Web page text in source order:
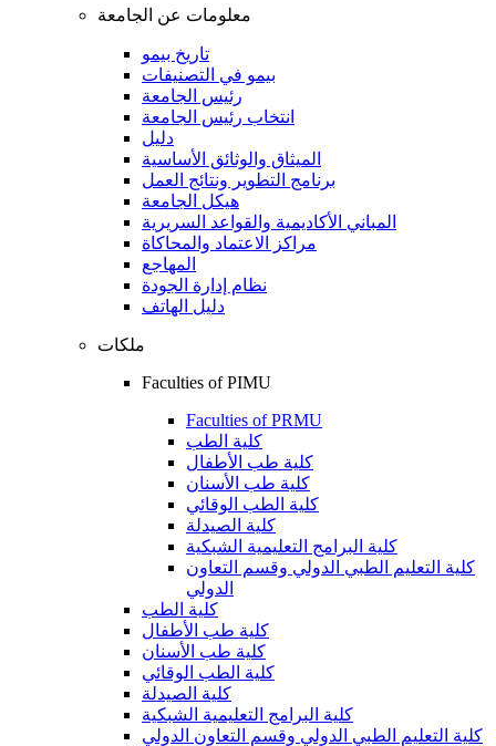
معلومات عن الجامعة
تاريخ بيمو
بيمو في التصنيفات
رئيس الجامعة
انتخاب رئيس الجامعة
دليل
الميثاق والوثائق الأساسية
برنامج التطوير ونتائج العمل
هيكل الجامعة
المباني الأكاديمية والقواعد السريرية
مراكز الاعتماد والمحاكاة
المهاجع
نظام إدارة الجودة
دليل الهاتف
ملكات
Faculties of PIMU
Faculties of PRMU
كلية الطب
كلية طب الأطفال
كلية طب الأسنان
كلية الطب الوقائي
كلية الصيدلة
كلية البرامج التعليمية الشبكية
كلية التعليم الطبي الدولي وقسم التعاون
الدولي
كلية الطب
كلية طب الأطفال
كلية طب الأسنان
كلية الطب الوقائي
كلية الصيدلة
كلية البرامج التعليمية الشبكية
كلية التعليم الطبي الدولي وقسم التعاون الدولي